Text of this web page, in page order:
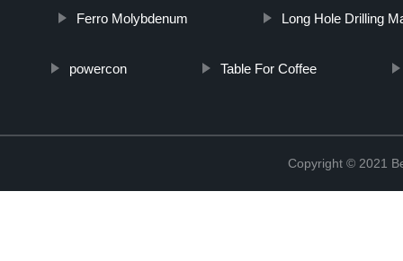
Ferro Molybdenum Long Hole Drilling
powercon Table For Coffee
Copyright © 2021